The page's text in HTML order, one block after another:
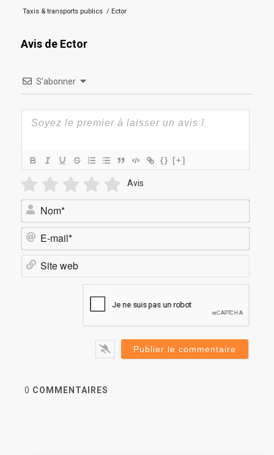
Taxis & transports publics / Ector
Avis de Ector
S’abonner
{} [+]
Avis
Nom*
E-
0 COMMENTAIRES